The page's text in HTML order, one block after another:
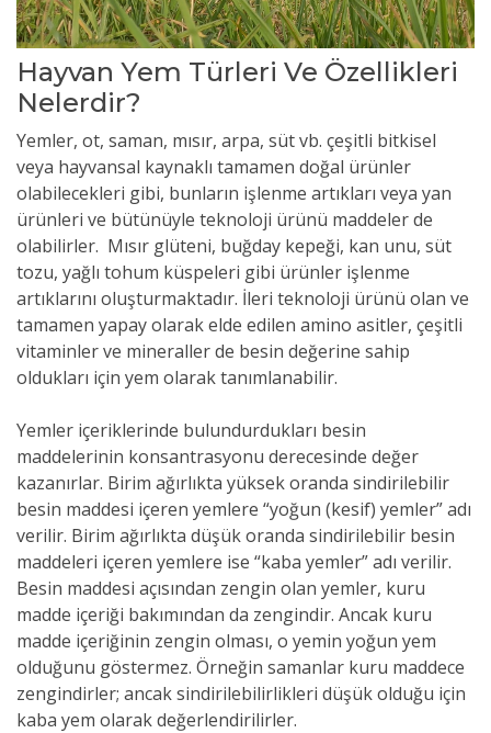
Hayvan Yem Türleri Ve Özellikleri
Nelerdir?
Yemler, ot, saman, mısır, arpa, süt vb. çeşitli bitkisel
veya hayvansal kaynaklı tamamen doğal ürünler
olabilecekleri gibi, bunların işlenme artıkları veya yan
ürünleri ve bütünüyle teknoloji ürünü maddeler de
olabilirler. Mısır glüteni, buğday kepeği, kan unu, süt
tozu, yağlı tohum küspeleri gibi ürünler işlenme
artıklarını oluşturmaktadır. İleri teknoloji ürünü olan ve
tamamen yapay olarak elde edilen amino asitler, çeşitli
vitaminler ve mineraller de besin değerine sahip
oldukları için yem olarak tanımlanabilir.
Yemler içeriklerinde bulundurdukları besin
maddelerinin konsantrasyonu derecesinde değer
kazanırlar. Birim ağırlıkta yüksek oranda sindirilebilir
besin maddesi içeren yemlere “yoğun (kesif) yemler” adı
verilir. Birim ağırlıkta düşük oranda sindirilebilir besin
maddeleri içeren yemlere ise “kaba yemler” adı verilir.
Besin maddesi açısından zengin olan yemler, kuru
madde içeriği bakımından da zengindir. Ancak kuru
madde içeriğinin zengin olması, o yemin yoğun yem
olduğunu göstermez. Örneğin samanlar kuru maddece
zengindirler; ancak sindirilebilirlikleri düşük olduğu için
kaba yem olarak değerlendirilirler.